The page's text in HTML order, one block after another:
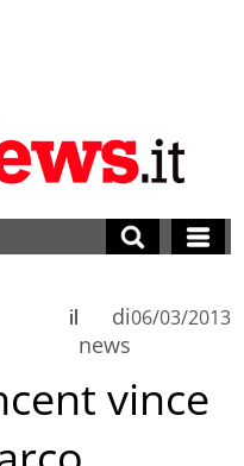
di
news
il 06/03/2013
vince